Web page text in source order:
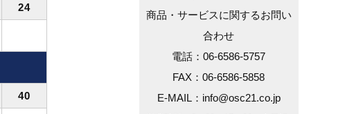
24
40
商品・サービスに関するお問い
合わせ
電話：06-6586-5757
FAX：06-6586-5858
E-MAIL：info@osc21.co.jp